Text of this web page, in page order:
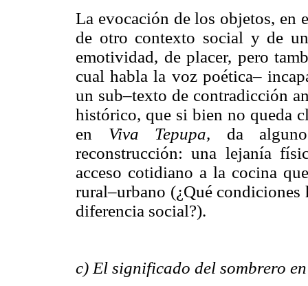
La evocación de los objetos, en
de otro contexto social y de
emotividad, de placer, pero
cual habla la voz poética–
un sub–texto de contradicción
histórico, que si bien no queda
en Viva Tepupa, da
reconstrucción: una lejanía
acceso cotidiano a la cocina
rural–urbano (¿Qué
diferencia social?).
c) El significado del sombrero